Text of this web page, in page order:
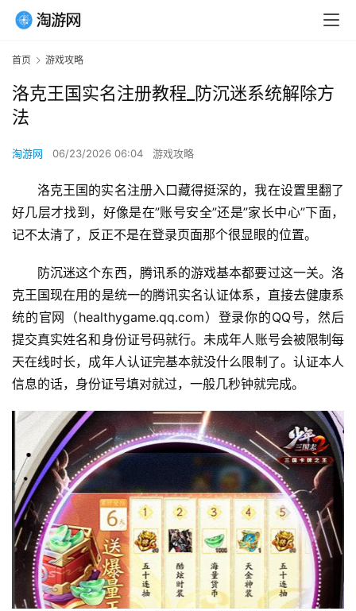
首页 游戏攻略
洛克王国实名注册教程_防沉迷系统解除方
法
淘游网 06/23/2026 06:04 游戏攻略
洛克王国的实名注册入口藏得挺深的，我在设置里翻了
好几层才找到，好像是在”账号安全”还是”家长中心”下面，
记不太清了，反正不是在登录页面那个很显眼的位置。
防沉迷这个东西，腾讯系的游戏基本都要过这一关。洛
克王国现在用的是统一的腾讯实名认证体系，直接去健康系
统的官网（healthygame.qq.com）登录你的QQ号，然后
提交真实姓名和身份证号码就行。未成年人账号会被限制每
天在线时长，成年人认证完基本就没什么限制了。认证本人
信息的话，身份证号填对就过，一般几秒钟就完成。